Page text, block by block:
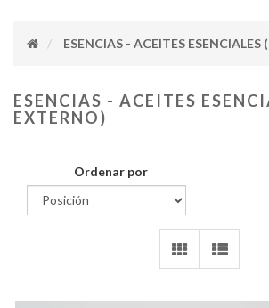
ESENCIAS - ACEITES ESENCIALES
ESENCIAS - ACEITES
EXTERNO)
Ordenar por